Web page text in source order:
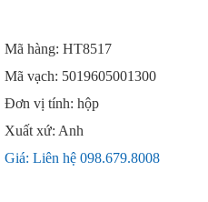
Mã hàng: HT8517
Mã vạch: 5019605001300
Đơn vị tính: hộp
Xuất xứ: Anh
Giá: Liên hệ 098.679.8008